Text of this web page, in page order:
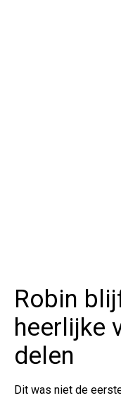
Robin
heerlijke
delen
Dit was niet de